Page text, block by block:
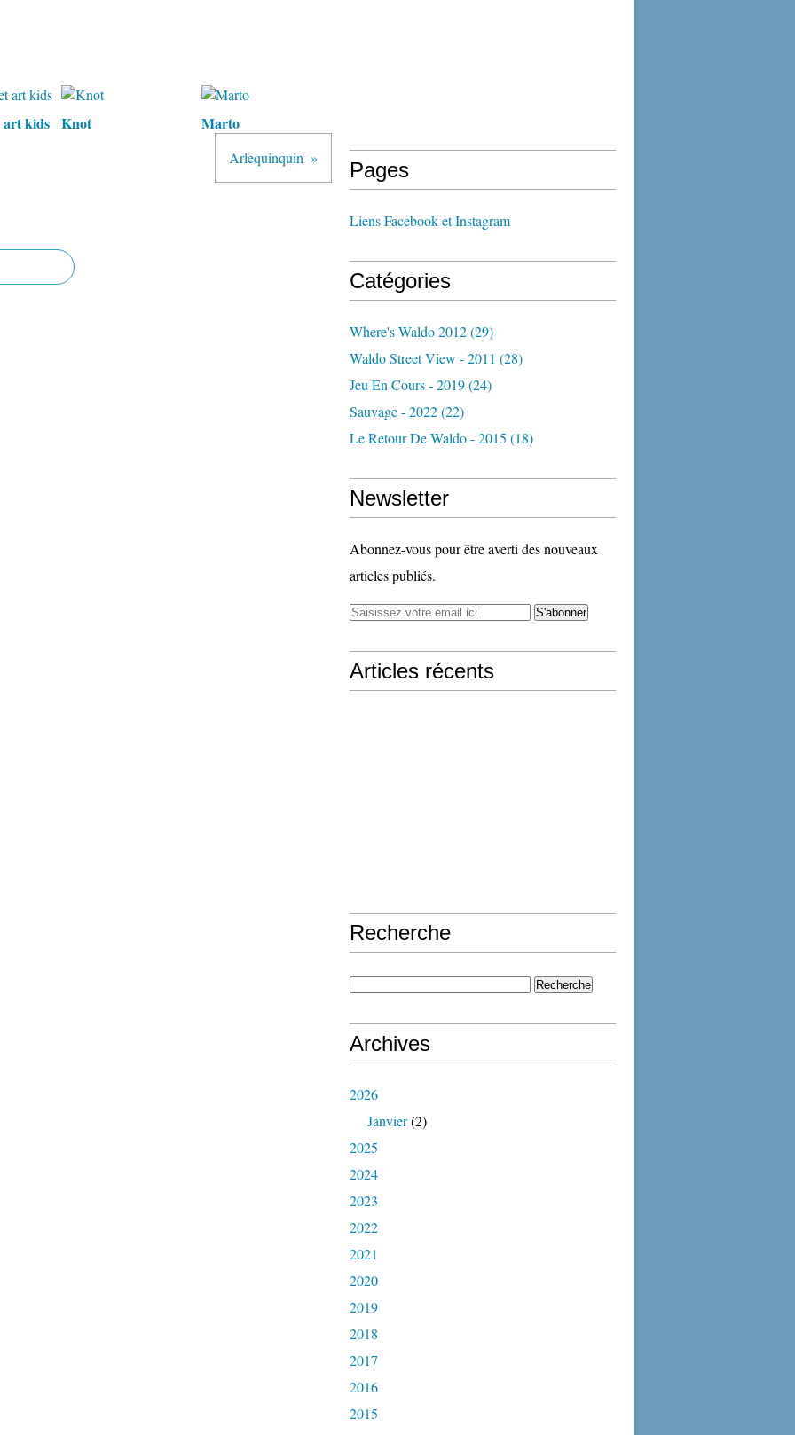
art kids Knot Marto
Arlequinquin
Pages
Liens Facebook et Instagram
Catégories
Where's Waldo 2012(29)
Waldo Street View - 2011 (28)
Jeu En Cours - 2019(24)
Sauvage - 2022(22)
Le Retour De Waldo - 2015 (18)
Newsletter
Abonnez-vous pour être averti des nouveaux
articles publiés.
Articles récents
Recherche
Archives
2026
Janvier(2)
2025
2024
2023
2022
2021
2020
2019
2018
2017
2016
2015